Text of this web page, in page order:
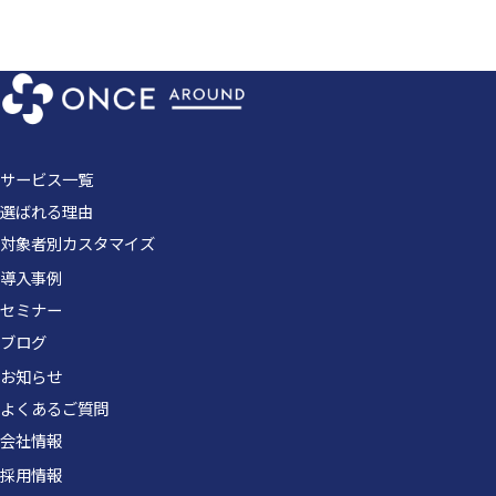
サービス一覧
選ばれる理由
対象者別カスタマイズ
導入事例
セミナー
ブログ
お知らせ
よくあるご質問
会社情報
採用情報